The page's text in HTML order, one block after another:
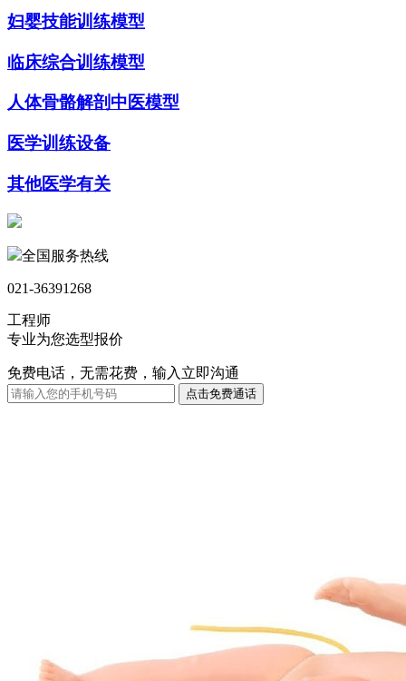
妇婴技能训练模型
临床综合训练模型
人体骨骼解剖中医模型
医学训练设备
其他医学有关
全国服务热线
021-36391268
工程师
专业为您选型报价
免费电话，无需花费，输入立即沟通